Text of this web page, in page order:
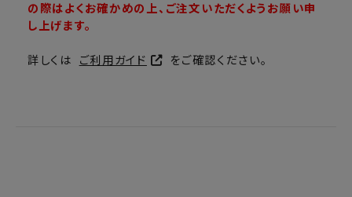
の際はよくお確かめの上、ご注文いただくようお願い申
し上げます。
詳しくは ご利用ガイド をご確認ください。